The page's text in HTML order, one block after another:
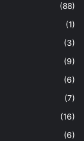
(88)
(1)
(3)
(9)
(6)
(7)
(16)
(6)